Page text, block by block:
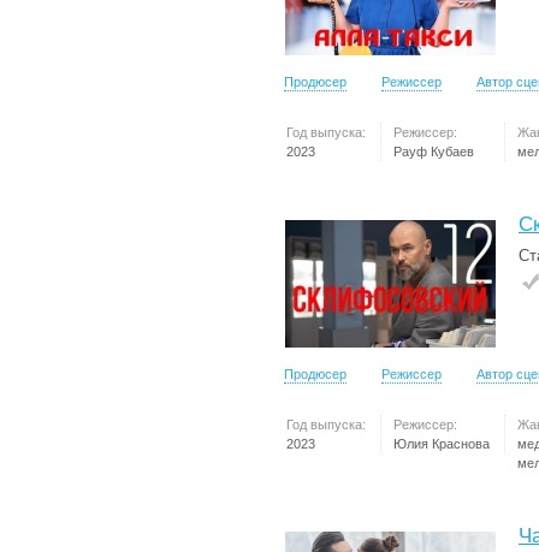
Продюсер Режиссер Автор
Год выпуска:
2023
Режиссер:
Рауф Кубаев
Продюсер Режиссер Автор
Год выпуска:
2023
Режиссер:
Юлия Краснова